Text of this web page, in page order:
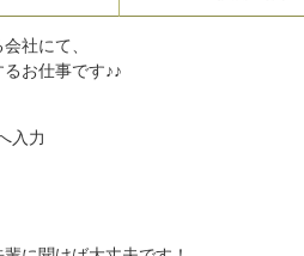
社にて、
お仕事です♪♪
入力